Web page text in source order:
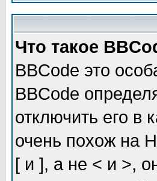
Что такое
BBCode это
BBCode
отключить его
очень похож на
[ и ], а не < и >,